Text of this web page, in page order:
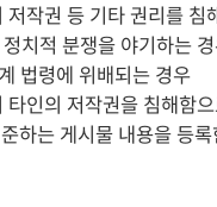
작권 등 기타 권리를 침
치적 분쟁을 야기하는
법령에 위배되는 경우
인의 저작권을 침해함
하는 게시물 내용을 등